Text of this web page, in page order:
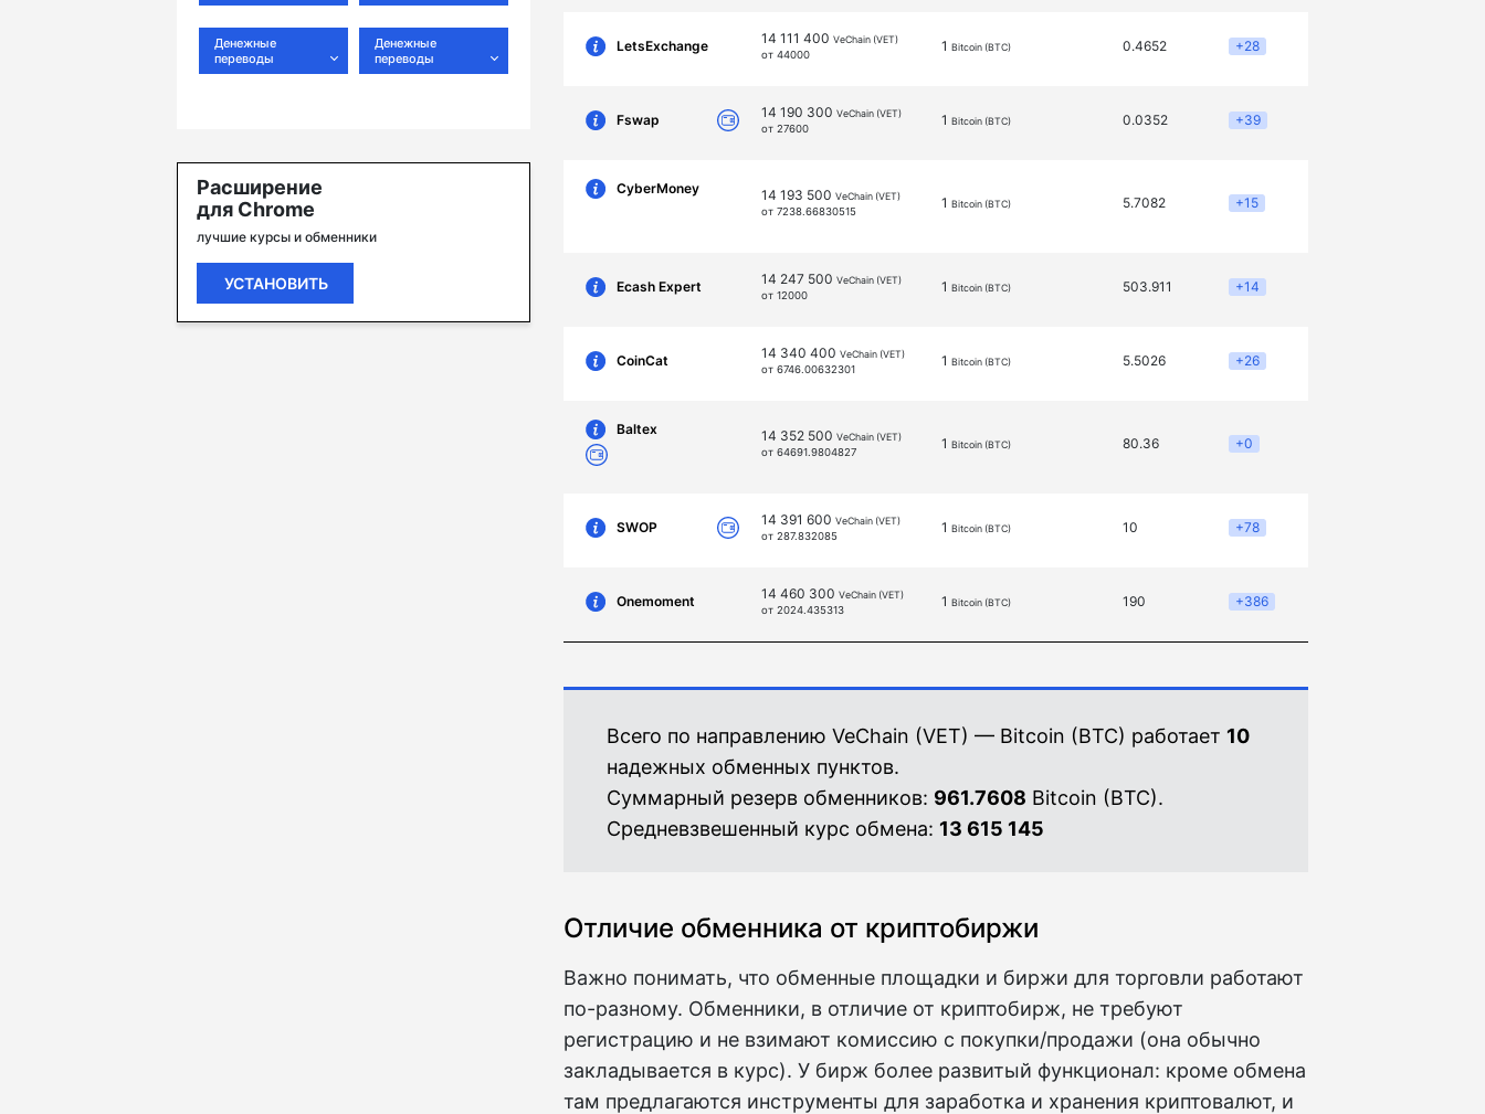
Денежные
переводы
Денежные
переводы
Расширение
для Chrome
лучшие курсы и обменники
УСТАНОВИТЬ
LetsExchange 14 111 400 VeChain (VET)
от 44000
1 Bitcoin (BTC) 0.4652 +28
Fswap 14 190 300 VeChain (VET)
от 27600
1 Bitcoin (BTC) 0.0352 +39
CyberMoney 14 193 500 VeChain (VET)
от 7238.66830515
1 Bitcoin (BTC) 5.7082 +15
Ecash Expert 14 247 500 VeChain (VET)
от 12000
1 Bitcoin (BTC) 503.911 +14
CoinCat 14 340 400 VeChain (VET)
от 6746.00632301
1 Bitcoin (BTC) 5.5026 +26
Baltex 14 352 500 VeChain (VET)
от 64691.9804827
1 Bitcoin (BTC) 80.36 +0
SWOP 14 391 600 VeChain (VET)
от 287.832085
1 Bitcoin (BTC) 10 +78
Onemoment 14 460 300 VeChain (VET)
от 2024.435313
1 Bitcoin (BTC) 190 +386
Всего по направлению VeChain (VET) — Bitcoin (BTC) работает 10
надежных обменных пунктов.
Суммарный резерв обменников: 961.7608 Bitcoin (BTC).
Средневзвешенный курс обмена: 13 615 145
Отличие обменника от криптобиржи
Важно понимать, что обменные площадки и биржи для торговли работают
по-разному. Обменники, в отличие от криптобирж, не требуют
регистрацию и не взимают комиссию с покупки/продажи (она обычно
закладывается в курс). У бирж более развитый функционал: кроме обмена
там предлагаются инструменты для заработка и хранения криптовалют, и